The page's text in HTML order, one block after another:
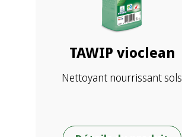
TAWIP vioclean
Nettoyant nourrissant sols